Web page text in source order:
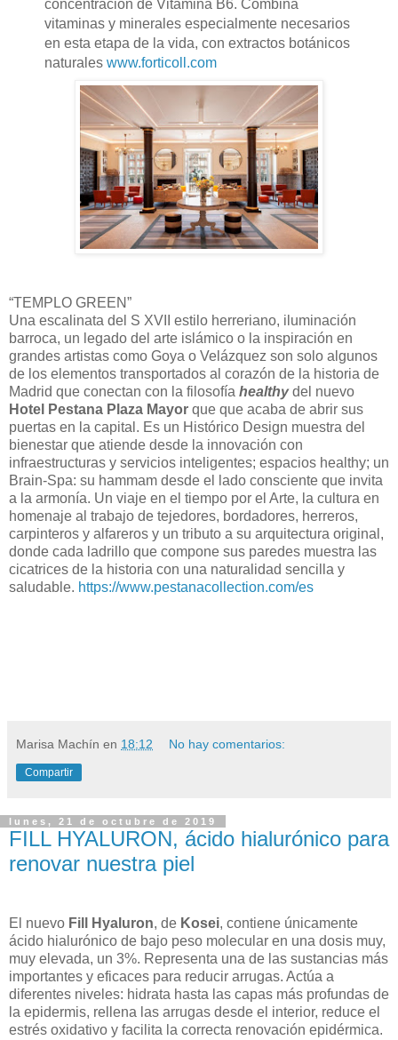
concentración de Vitamina B6. Combina
vitaminas y minerales especialmente necesarios
en esta etapa de la vida, con extractos botánicos
naturales www.forticoll.com
“TEMPLO GREEN”
Una escalinata del S XVII estilo herreriano, iluminación
barroca, un legado del arte islámico o la inspiración en
grandes artistas como Goya o Velázquez son solo algunos
de los elementos transportados al corazón de la historia de
Madrid que conectan con la filosofía healthydel nuevo
Hotel Pestana Plaza Mayor que que acaba de abrir sus
puertas en la capital. Es un Histórico Design muestra del
bienestar que atiende desde la innovación con
infraestructuras y servicios inteligentes; espacios healthy; un
Brain-Spa: su hammam desde el lado consciente que invita
a la armonía. Un viaje en el tiempo por el Arte, la cultura en
homenaje al trabajo de tejedores, bordadores, herreros,
carpinteros y alfareros y un tributo a su arquitectura original,
donde cada ladrillo que compone sus paredes muestra las
cicatrices de la historia con una naturalidad sencilla y
saludable. https://www.pestanacollection.com/es
Marisa Machín en 18:12 No hay comentarios:
Compartir
lunes, 21 de octubre de 2019
FILL HYALURON, ácido hialurónico para
renovar nuestra piel
El nuevo Fill Hyaluron, de Kosei, contiene únicamente
ácido hialurónico de bajo peso molecular en una dosis muy,
muy elevada, un 3%. Representa una de las sustancias más
importantes y eficaces para reducir arrugas. Actúa a
diferentes niveles: hidrata hasta las capas más profundas de
la epidermis, rellena las arrugas desde el interior, reduce el
estrés oxidativo y facilita la correcta renovación epidérmica.